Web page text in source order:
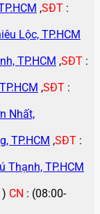
,SĐT :
Lộc, TP.HCM
TP.HCM ,SĐT :
,SĐT :
Nhất,
TP.HCM ,SĐT :
Thạnh, TP.HCM
CN : (08:00-